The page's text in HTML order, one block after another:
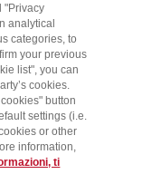
"Privacy
analytical
categories, to
your previous
list", you can
cookies.
button
settings (i.e.
or other
information,
ti